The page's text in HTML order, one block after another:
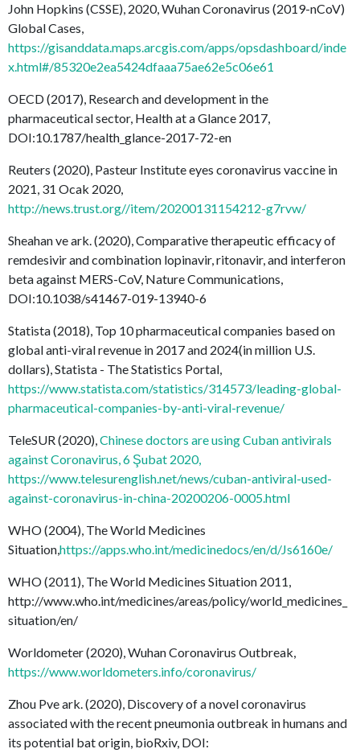
John Hopkins (CSSE), 2020, Wuhan Coronavirus (2019-nCoV)
Global Cases,
https://gisanddata.maps.arcgis.com/apps/opsdashboard/inde
x.html#/85320e2ea5424dfaaa75ae62e5c06e61
OECD (2017), Research and development in the
pharmaceutical sector, Health at a Glance 2017,
DOI:10.1787/health_glance-2017-72-en
Reuters (2020), Pasteur Institute eyes coronavirus vaccine in
2021, 31 Ocak 2020,
http://news.trust.org//item/20200131154212-g7rvw/
Sheahan ve ark. (2020), Comparative therapeutic efficacy of
remdesivir and combination lopinavir, ritonavir, and interferon
beta against MERS-CoV, Nature Communications,
DOI:10.1038/s41467-019-13940-6
Statista (2018), Top 10 pharmaceutical companies based on
global anti-viral revenue in 2017 and 2024(in million U.S.
dollars), Statista - The Statistics Portal,
https://www.statista.com/statistics/314573/leading-global-
pharmaceutical-companies-by-anti-viral-revenue/
TeleSUR (2020),Chinese doctors are using Cuban antivirals
against Coronavirus, 6 Şubat 2020,
https://www.telesurenglish.net/news/cuban-antiviral-used-
against-coronavirus-in-china-20200206-0005.html
WHO (2004), The World Medicines
Situation,https://apps.who.int/medicinedocs/en/d/Js6160e/
WHO (2011), The World Medicines Situation 2011,
http://www.who.int/medicines/areas/policy/world_medicines_
situation/en/
Worldometer (2020), Wuhan Coronavirus Outbreak,
https://www.worldometers.info/coronavirus/
Zhou Pve ark. (2020), Discovery of a novel coronavirus
associated with the recent pneumonia outbreak in humans and
its potential bat origin, bioRxiv, DOI: